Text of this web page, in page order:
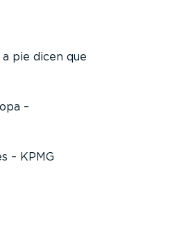
pie dicen que
–
– KPMG